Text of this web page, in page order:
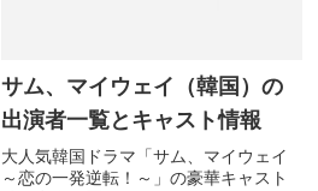
サム、マイウェイ（韓国）の
出演者一覧とキャスト情報
大人気韓国ドラマ「サム、マイウェイ
～恋の一発逆転！～」の豪華キャスト